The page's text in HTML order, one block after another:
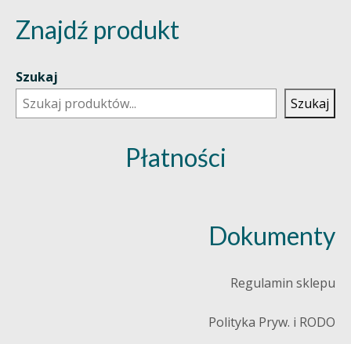
Znajdź produkt
Szukaj
Szukaj
Płatności
Dokumenty
Regulamin sklepu
Polityka Pryw. i RODO